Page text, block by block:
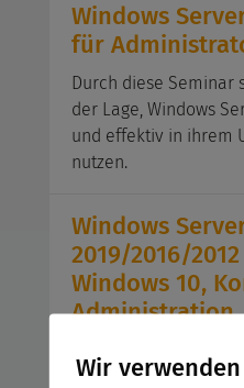
Windows
für
Durch diese Seminar
der Lage, Windows
und effektiv in ihrem
nutzen.
Windows
2019/2016/
Windows 10,
Administration
Wissen, um ein
Wir